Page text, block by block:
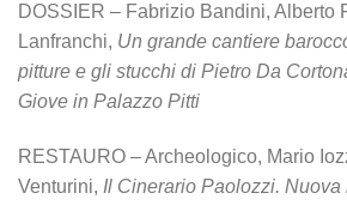
DOSSIER – Fabrizio Bandini, Alberto
Lanfranchi, Un grande cantiere
pitture e gli stucchi di Pietro Da
Giove in Palazzo Pitti
RESTAURO – Archeologico, Mario
Venturini, Il Cinerario Paolozzi. Nuova